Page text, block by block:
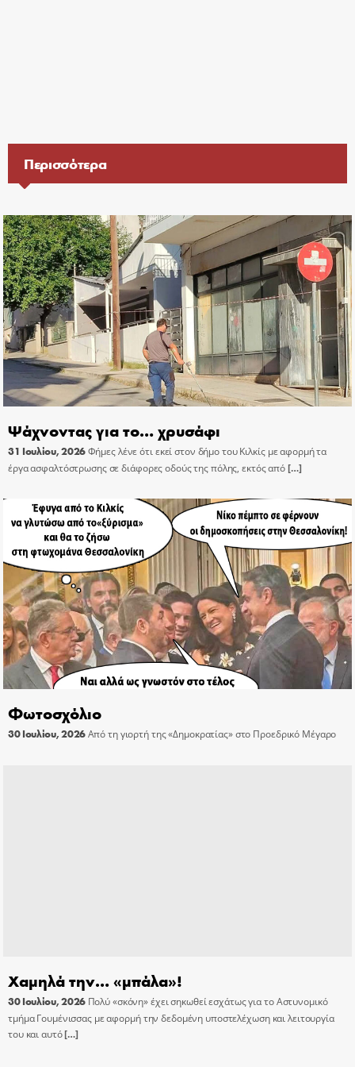
Περισσότερα
Ψάχνοντας για το… χρυσάφι
31 Ιουλίου, 2026Φήμες λένε ότι εκεί στον δήμο του Κιλκίς με αφορμή τα
έργα ασφαλτόστρωσης σε διάφορες οδούς της πόλης, εκτός από[…]
Φωτοσχόλιο
30 Ιουλίου, 2026Από τη γιορτή της «Δημοκρατίας» στο Προεδρικό Μέγαρο
Χαμηλά την… «μπάλα»!
30 Ιουλίου, 2026 Πολύ «σκόνη» έχει σηκωθεί εσχάτως για το Αστυνομικό
τμήμα Γουμένισσας με αφορμή την δεδομένη υποστελέχωση και λειτουργία
του και αυτό[…]